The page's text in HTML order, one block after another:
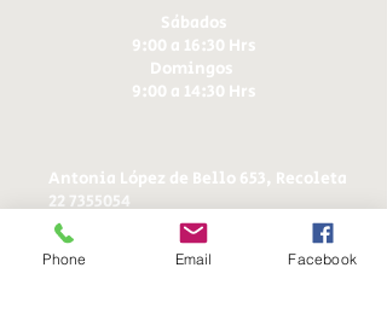
Sábados
9:00 a 16:30 Hrs
Domingos
9:00 a 14:30 Hrs
Antonia López de Bello 653, Recoleta
22 7355054
22 7375725
+56 9 75224598
ducereposteria@gmail.com
Phone Email Facebook